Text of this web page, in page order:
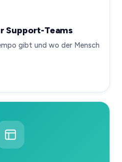
Support-Teams
gibt und wo der Mensch